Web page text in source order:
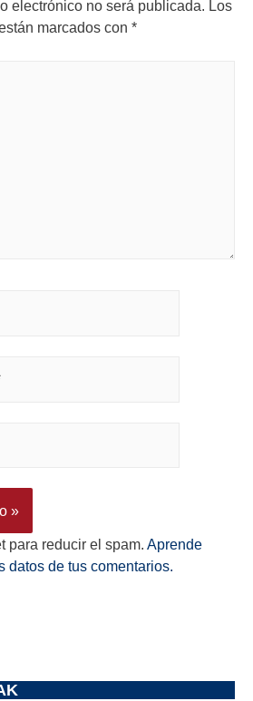
electrónico no será publicada. Los
marcados con *
para reducir el spam. Aprende
datos de tus comentarios.